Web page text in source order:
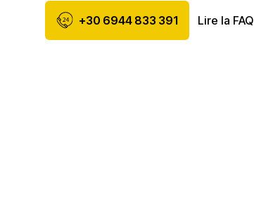
+30 6944 833 391 Lire la FAQ